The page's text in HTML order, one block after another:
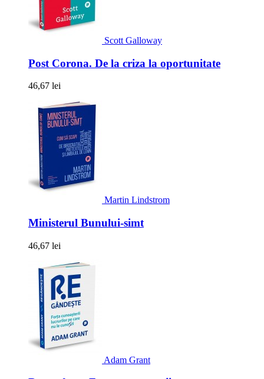
Scott Galloway
Post Corona. De la criza la oportunitate
46,67 lei
Martin Lindstrom
Ministerul Bunului-simt
46,67 lei
Adam Grant